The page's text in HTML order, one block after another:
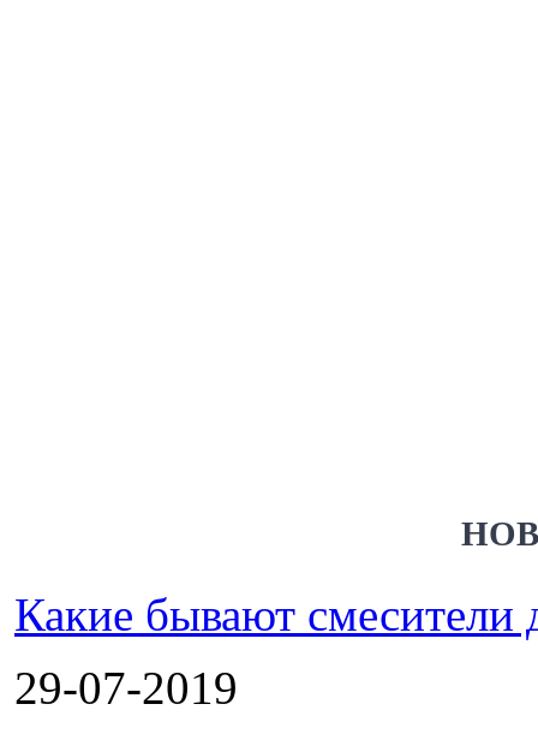
Какие бывают смесители
29-07-2019